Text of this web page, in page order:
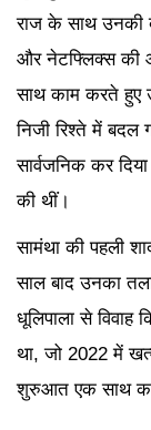
राज के साथ उनकी
और नेटफ्लिक्स की
साथ काम करते हुए
निजी रिश्ते में
सार्वजनिक कर
की थीं।
सामंथा की पहली
साल बाद उनका
धूलिपाला से विवाह
था, जो 2022 में
शुरुआत एक साथ